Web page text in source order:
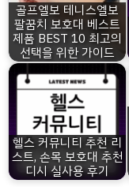
골프엘보 테니스엘보
팔꿈치 보호대 베스트
제품 BEST 10 최고의
선택을 위한 가이드
헬스 커뮤니티 추천 리
스트, 손목 보호대 추천
디시 실사용 후기